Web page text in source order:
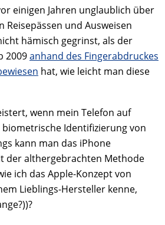
einigen Jahren unglaublich über
Reisepässen und Ausweisen
hämisch gegrinst, als der
2009anhand des Fingerabdruckes
hat, wie leicht man diese
wenn mein Telefon auf
biometrische Identifizierung von
kann man das iPhone
der althergebrachten Methode
ich das Apple-Konzept von
Lieblings-Hersteller kenne,